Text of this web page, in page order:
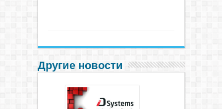
Другие новости